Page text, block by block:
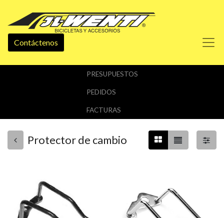
Contáctenos
PRESUPUESTOS
PEDIDOS
FACTURAS
Protector de cambio